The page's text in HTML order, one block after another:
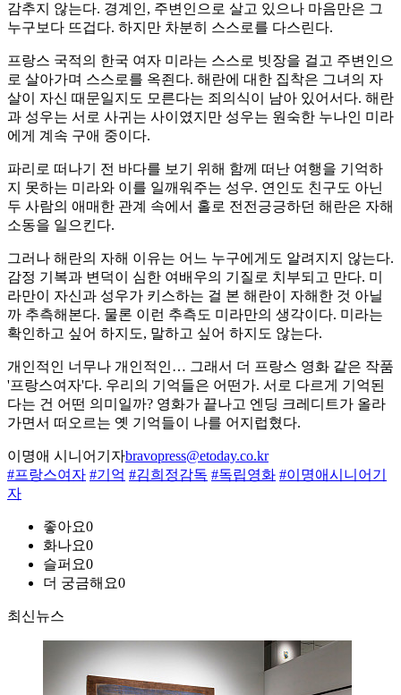
감추지 않는다. 경계인, 주변인으로 살고 있으나 마음만은 그
누구보다 뜨겁다. 하지만 차분히 스스로를 다스린다.
프랑스 국적의 한국 여자 미라는 스스로 빗장을 걸고 주변인으
로 살아가며 스스로를 옥죈다. 해란에 대한 집착은 그녀의 자
살이 자신 때문일지도 모른다는 죄의식이 남아 있어서다. 해란
과 성우는 서로 사귀는 사이였지만 성우는 원숙한 누나인 미라
에게 계속 구애 중이다.
파리로 떠나기 전 바다를 보기 위해 함께 떠난 여행을 기억하
지 못하는 미라와 이를 일깨워주는 성우. 연인도 친구도 아닌
두 사람의 애매한 관계 속에서 홀로 전전긍긍하던 해란은 자해
소동을 일으킨다.
그러나 해란의 자해 이유는 어느 누구에게도 알려지지 않는다.
감정 기복과 변덕이 심한 여배우의 기질로 치부되고 만다. 미
라만이 자신과 성우가 키스하는 걸 본 해란이 자해한 것 아닐
까 추측해본다. 물론 이런 추측도 미라만의 생각이다. 미라는
확인하고 싶어 하지도, 말하고 싶어 하지도 않는다.
개인적인 너무나 개인적인… 그래서 더 프랑스 영화 같은 작품
'프랑스여자'다. 우리의 기억들은 어떤가. 서로 다르게 기억된
다는 건 어떤 의미일까? 영화가 끝나고 엔딩 크레디트가 올라
가면서 떠오르는 옛 기억들이 나를 어지럽혔다.
이명애 시니어기자bravopress@etoday.co.kr
#프랑스여자 #기억 #김희정감독 #독립영화 #이명애시니어기
자
좋아요0
화나요0
슬퍼요0
더 궁금해요0
최신뉴스